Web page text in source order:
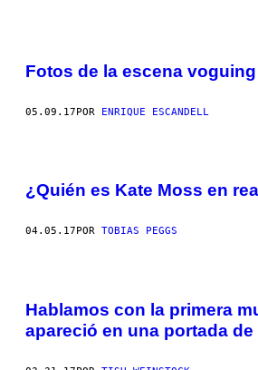
Fotos de la escena
05.09.17POR ENRIQUE ESCANDELL
¿Quién es Kate Moss en
04.05.17 POR TOBIAS PEGGS
Hablamos con la primera
apareció en una portada de